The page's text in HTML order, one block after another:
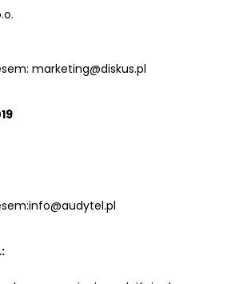
marketing@diskus.pl
info@audytel.pl